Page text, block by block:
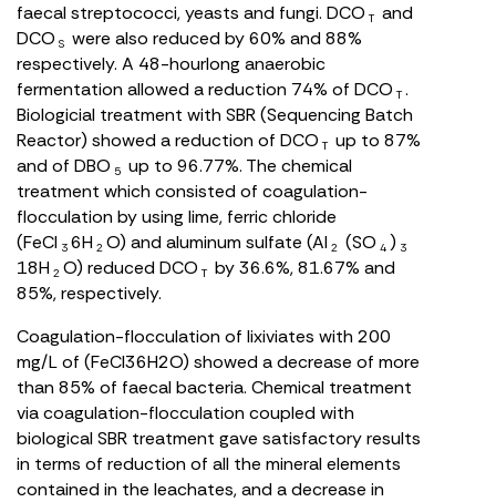
faecal streptococci, yeasts and fungi. DCO T and
DCO S were also reduced by 60% and 88%
respectively. A 48-hourlong anaerobic
fermentation allowed a reduction 74% of DCO T .
Biologicial treatment with SBR (Sequencing Batch
Reactor) showed a reduction of DCO T up to 87%
and of DBO 5 up to 96.77%. The chemical
treatment which consisted of coagulation-
flocculation by using lime, ferric chloride
(FeCl 3 6H 2 O) and aluminum sulfate (Al 2 (SO 4 ) 3
18H 2 O) reduced DCO T by 36.6%, 81.67% and
85%, respectively.
Coagulation-flocculation of lixiviates with 200
mg/L of (FeCl36H2O) showed a decrease of more
than 85% of faecal bacteria. Chemical treatment
via coagulation-flocculation coupled with
biological SBR treatment gave satisfactory results
in terms of reduction of all the mineral elements
contained in the leachates, and a decrease in